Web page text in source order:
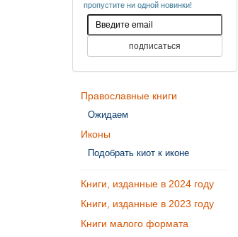
пропустите ни одной новинки!
Православные книги
Ожидаем
Иконы
Подобрать киот к иконе
Книги, изданные в 2024 году
Книги, изданные в 2023 году
Книги малого формата